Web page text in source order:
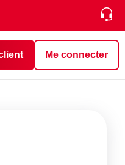
Me connecter